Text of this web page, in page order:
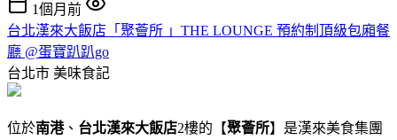
1個月前
台北漢來大飯店「聚薈所 」THE LOUNGE 預約制頂級包廂餐
廳 @蛋寶趴趴go
台北市 美味食記
位於南港、 台北漢來大飯店2樓的【聚薈所】是漢來美食集團